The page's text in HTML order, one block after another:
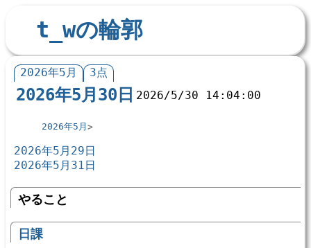
t_wの輪郭
2026年5月 3点
2026年5月30日 2026/5/30 14:04:00
2026年5月
2026年5月29日
2026年5月31日
やること
日課